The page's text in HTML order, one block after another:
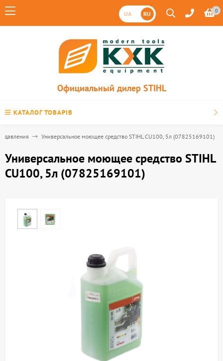
UA RU 0
Официальный дилер STIHL
КАТАЛОГ ТОВАРІВ
давления Универсальное моющее средство STIHL CU100, 5л (07825169101)
Универсальное моющее средство STIHL
CU100, 5л (07825169101)